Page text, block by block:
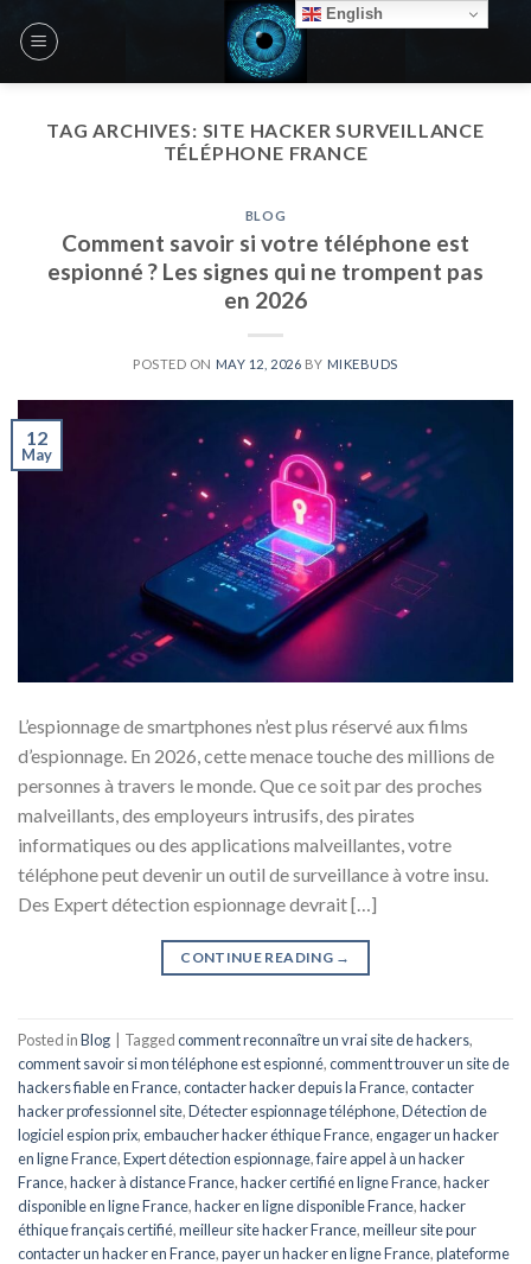
TAG ARCHIVES: SITE HACKER SURVEILLANCE
TÉLÉPHONE FRANCE
BLOG
Comment savoir si votre téléphone est
espionné ? Les signes qui ne trompent pas
en 2026
POSTED ON MAY 12, 2026 BY MIKEBUDS
12
May
L’espionnage de smartphones n’est plus réservé aux films
d’espionnage. En 2026, cette menace touche des millions de
personnes à travers le monde. Que ce soit par des proches
malveillants, des employeurs intrusifs, des pirates
informatiques ou des applications malveillantes, votre
téléphone peut devenir un outil de surveillance à votre insu.
Des Expert détection espionnage devrait […]
CONTINUE READING →
Posted inBlog Taggedcomment reconnaître un vrai site de hackers,
comment savoir si mon téléphone est espionné,comment trouver un site de
hackers fiable en France,contacter hacker depuis la France,contacter
hacker professionnel site,Détecter espionnage téléphone,Détection de
logiciel espion prix,embaucher hacker éthique France,engager un hacker
en ligne France,Expert détection espionnage,faire appel à un hacker
France,hacker à distance France,hacker certifié en ligne France,hacker
disponible en ligne France,hacker en ligne disponible France,hacker
éthique français certifié,meilleur site hacker France,meilleur site pour
contacter un hacker en France,payer un hacker en ligne France,plateforme
English